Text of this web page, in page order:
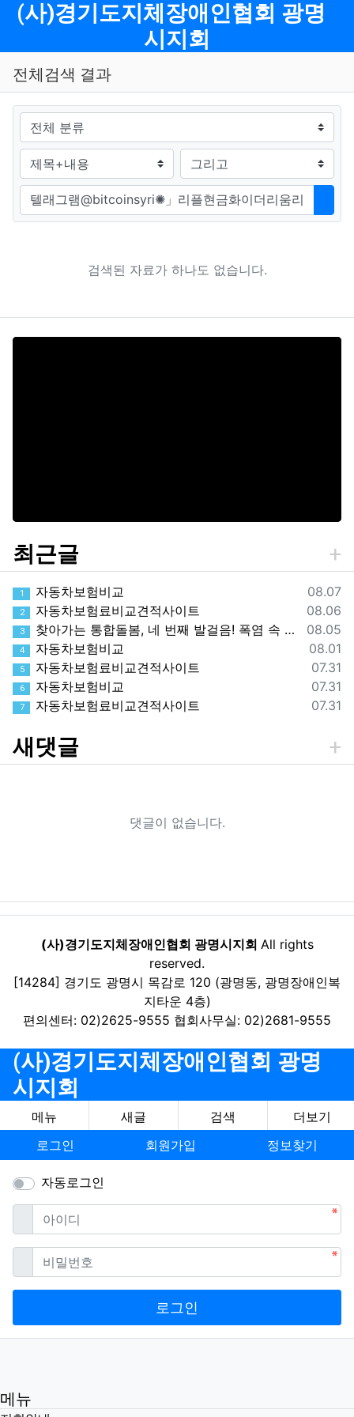
메뉴
(사)경기도지체장애인협회 광명
시지회
전체검색 결과
그룹
검색조건 검색방법
검색어
검
검색된 자료가 하나도 없습니다.
최근글
등록일
08.07
1
자동차보험비교
등록일
08.06
2
자동차보험료비교견적사이트
등록일
08.05
3
찾아가는 통합돌봄, 네 번째 발걸음! 폭염 속 가장 먼저 찾아간 따뜻한 안부
등록일
08.01
4
자동차보험비교
등록일
07.31
5
자동차보험료비교견적사이트
등록일
07.31
6
자동차보험비교
등록일
07.31
7 자동차보험료비교견적사이트
새댓글
댓글이 없습니다.
(사)경기도지체장애인협회 광명시지회 All rights
reserved.
[14284] 경기도 광명시 목감로 120 (광명동, 광명장애인복
지타운 4층)
편의센터: 02)2625-9555 협회사무실: 02)2681-9555
(사)경기도지체장애인협회 광명
시지회
메뉴 새글 검색
더보기
로그인
회원가입 정보찾기
자동로그인
아이디필수
비밀번호필수
로그인
메뉴